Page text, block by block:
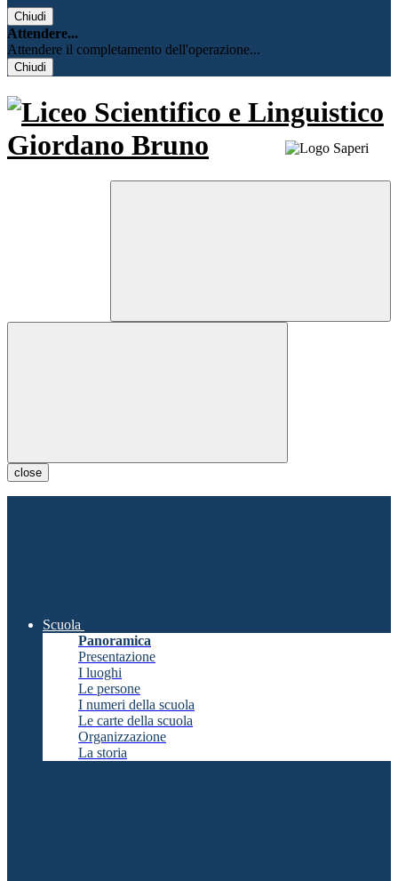
Chiudi
Attendere...
Attendere il completamento dell'operazione...
Chiudi
close
Scuola
Panoramica
Presentazione
I luoghi
Le persone
I numeri della scuola
Le carte della scuola
Organizzazione
La storia